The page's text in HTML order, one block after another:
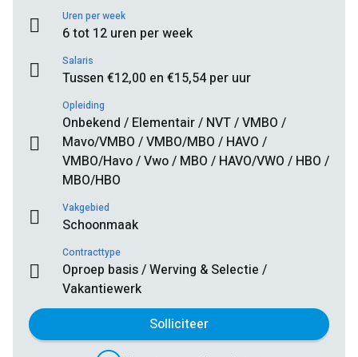
Uren per week
6 tot 12 uren per week
Salaris
Tussen €12,00 en €15,54 per uur
Opleiding
Onbekend / Elementair / NVT / VMBO /
Mavo/VMBO / VMBO/MBO / HAVO /
VMBO/Havo / Vwo / MBO / HAVO/VWO / HBO /
MBO/HBO
Vakgebied
Schoonmaak
Contracttype
Oproep basis / Werving & Selectie /
Vakantiewerk
Solliciteer